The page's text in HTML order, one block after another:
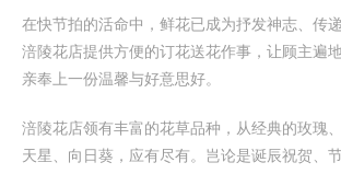
在快节拍的活命中，鲜花已成为抒发神志、传
涪陵花店提供方便的订花送花作事，让顾主遍
亲奉上一份温馨与好意思好。
涪陵花店领有丰富的花草品种，从经典的玫瑰
天星、向日葵，应有尽有。岂论是诞辰祝贺、